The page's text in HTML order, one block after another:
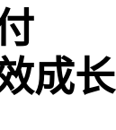
成长